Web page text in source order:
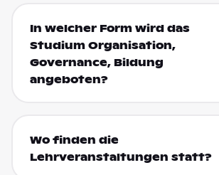
In welcher Form wird das
Studium Organisation,
Governance, Bildung
angeboten?
Wo finden die
Lehrveranstaltungen statt?